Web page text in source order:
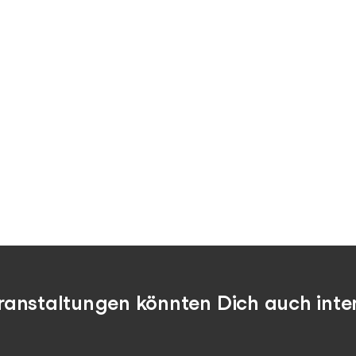
könnten Dich auch